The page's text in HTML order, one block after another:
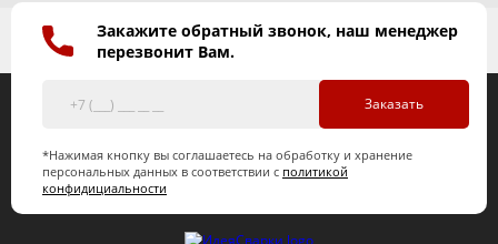
Закажите обратный звонок, наш менеджер
перезвонит Вам.
Заказать
*Нажимая кнопку вы соглашаетесь на обработку и хранение
персональных данных в соответствии с политикой
конфидициальности